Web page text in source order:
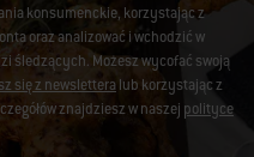
konsumenckie, korzystając z
oraz analizować i wchodzić w
śledzących. Możesz wycofać swoją
się z newsletteralub korzystając z
znajdziesz w naszej polityce